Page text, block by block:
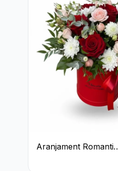
Aranjament Romantic